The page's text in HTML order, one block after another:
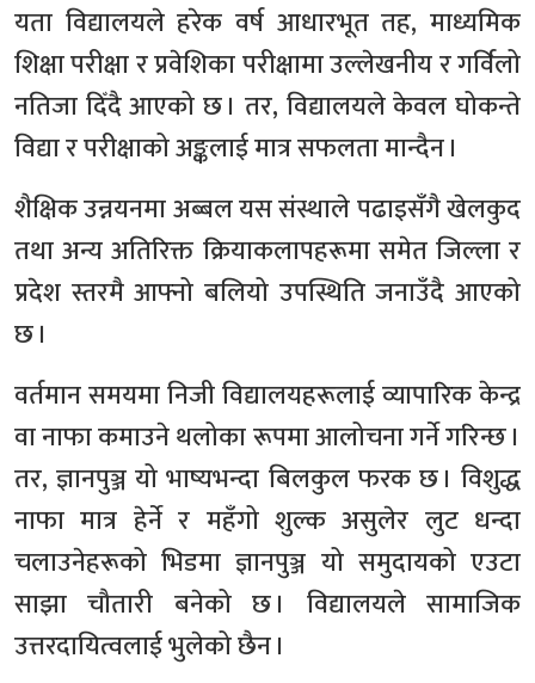
यता विद्यालयले हरेक वर्ष आधारभूत तह, माध्यमिक
शिक्षा परीक्षा र प्रवेशिका परीक्षामा उल्लेखनीय र गर्विलो
नतिजा दिँदै आएको छ । तर, विद्यालयले केवल घोकन्ते
विद्या र परीक्षाको अङ्कलाई मात्र सफलता मान्दैन ।
शैक्षिक उन्नयनमा अब्बल यस संस्थाले पढाइसँगै खेलकुद
तथा अन्य अतिरिक्त क्रियाकलापहरूमा समेत जिल्ला र
प्रदेश स्तरमै आफ्नो बलियो उपस्थिति जनाउँदै आएको
छ ।
वर्तमान समयमा निजी विद्यालयहरूलाई व्यापारिक केन्द्र
वा नाफा कमाउने थलोका रूपमा आलोचना गर्ने गरिन्छ ।
तर, ज्ञानपुञ्ज यो भाष्यभन्दा बिलकुल फरक छ । विशुद्ध
नाफा मात्र हेर्ने र महँगो शुल्क असुलेर लुट धन्दा
चलाउनेहरूको भिडमा ज्ञानपुञ्ज यो समुदायको एउटा
साझा चौतारी बनेको छ । विद्यालयले सामाजिक
उत्तरदायित्वलाई भुलेको छैन ।